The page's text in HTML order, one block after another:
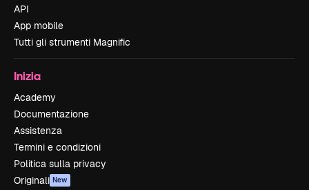
API
App mobile
Tutti gli strumenti Magnific
Inizia
Academy
Documentazione
Assistenza
Termini e condizioni
Politica sulla privacy
Originali New